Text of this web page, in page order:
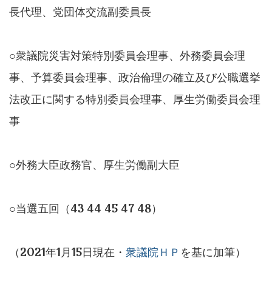
長代理、党団体交流副委員長
○衆議院災害対策特別委員会理事、外務委員会理
事、予算委員会理事、政治倫理の確立及び公職選挙
法改正に関する特別委員会理事、厚生労働委員会理
事
○外務大臣政務官、厚生労働副大臣
○当選五回（43 44 45 47 48）
（2021年1月15日現在・ 衆議院ＨＰ を基に加筆）